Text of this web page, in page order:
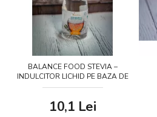
BALANCE FOOD STEVIA –
INDULCITOR LICHID PE BAZA DE
GLICOZID DE STEVIOL 125 ML
10,1 Lei